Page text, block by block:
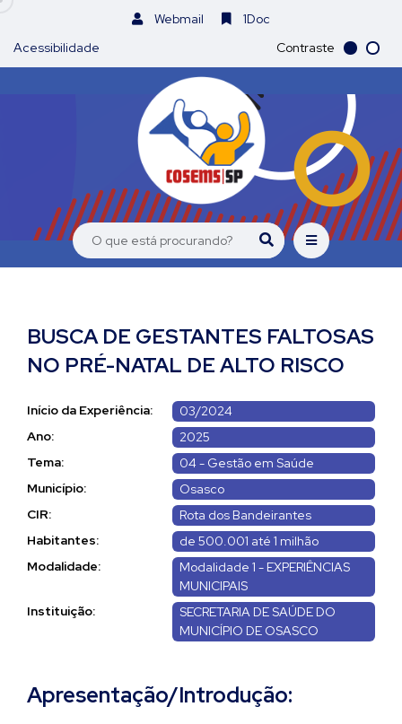
Webmail
1Doc
Acessibilidade
Contraste
BUSCA DE GESTANTES FALTOSAS
NO PRÉ-NATAL DE ALTO RISCO
Início da Experiência:
03/2024
Ano:
2025
Tema:
04 - Gestão em Saúde
Município:
Osasco
CIR:
Rota dos Bandeirantes
Habitantes:
de 500.001 até 1 milhão
Modalidade:
Modalidade 1 - EXPERIÊNCIAS
MUNICIPAIS
Instituição:
SECRETARIA DE SAÚDE DO
MUNICÍPIO DE OSASCO
Apresentação/Introdução: